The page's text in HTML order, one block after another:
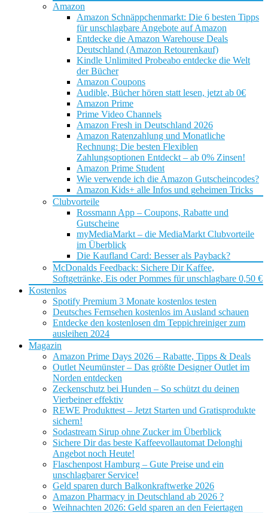
Amazon
Amazon Schnäppchenmarkt: Die 6 besten Tipps
für unschlagbare Angebote auf Amazon
Entdecke die Amazon Warehouse Deals
Deutschland (Amazon Retourenkauf)
Kindle Unlimited Probeabo entdecke die Welt
der Bücher
Amazon Coupons
Audible, Bücher hören statt lesen, jetzt ab 0€
Amazon Prime
Prime Video Channels
Amazon Fresh in Deutschland 2026
Amazon Ratenzahlung und Monatliche
Rechnung: Die besten Flexiblen
Zahlungsoptionen Entdeckt – ab 0% Zinsen!
Amazon Prime Student
Wie verwende ich die Amazon Gutscheincodes?
Amazon Kids+ alle Infos und geheimen Tricks
Clubvorteile
Rossmann App – Coupons, Rabatte und
Gutscheine
myMediaMarkt – die MediaMarkt Clubvorteile
im Überblick
Die Kaufland Card: Besser als Payback?
McDonalds Feedback: Sichere Dir Kaffee,
Softgetränke, Eis oder Pommes für unschlagbare 0,50 €
Kostenlos
Spotify Premium 3 Monate kostenlos testen
Deutsches Fernsehen kostenlos im Ausland schauen
Entdecke den kostenlosen dm Teppichreiniger zum
ausleihen 2024
Magazin
Amazon Prime Days 2026 – Rabatte, Tipps & Deals
Outlet Neumünster – Das größte Designer Outlet im
Norden entdecken
Zeckenschutz bei Hunden – So schützt du deinen
Vierbeiner effektiv
REWE Produkttest – Jetzt Starten und Gratisprodukte
sichern!
Sodastream Sirup ohne Zucker im Überblick
Sichere Dir das beste Kaffeevollautomat Delonghi
Angebot noch Heute!
Flaschenpost Hamburg – Gute Preise und ein
unschlagbarer Service!
Geld sparen durch Balkonkraftwerke 2026
Amazon Pharmacy in Deutschland ab 2026 ?
Weihnachten 2026: Geld sparen an den Feiertagen